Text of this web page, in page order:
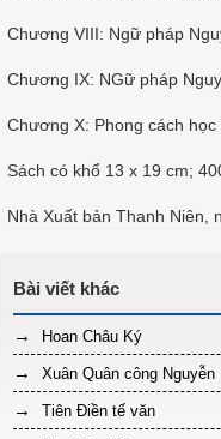
Chương VIII: Ngữ pháp
Chương IX: NGữ pháp
Chương X: Phong cách
Sách có khổ 13 x 19 cm;
Nhà Xuất bản Thanh Niên,
Hoan Châu Ký
Xuân Quân công
Tiên Điền tế văn